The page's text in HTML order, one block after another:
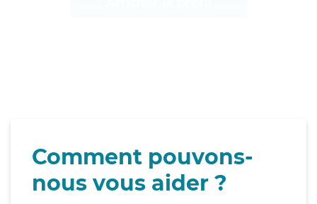
Comment pouvons-
nous vous aider ?